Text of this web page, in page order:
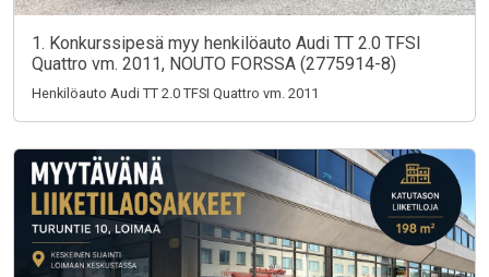
1. Konkurssipesä myy henkilöauto Audi TT 2.0 TFSI
Quattro vm. 2011, NOUTO FORSSA (2775914-8)
Henkilöauto Audi TT 2.0 TFSI Quattro vm. 2011